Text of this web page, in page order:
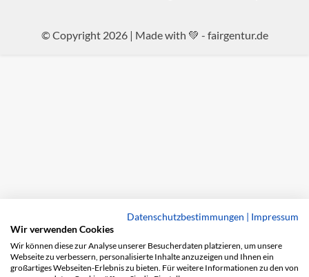
© Copyright 2026 | Made with 💚 - fairgentur.de
Datenschutzbestimmungen | Impressum
Wir verwenden Cookies
Wir können diese zur Analyse unserer Besucherdaten platzieren, um unsere
Webseite zu verbessern, personalisierte Inhalte anzuzeigen und Ihnen ein
großartiges Webseiten-Erlebnis zu bieten. Für weitere Informationen zu den von